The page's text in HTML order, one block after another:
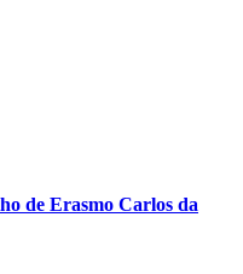
de Erasmo Carlos da